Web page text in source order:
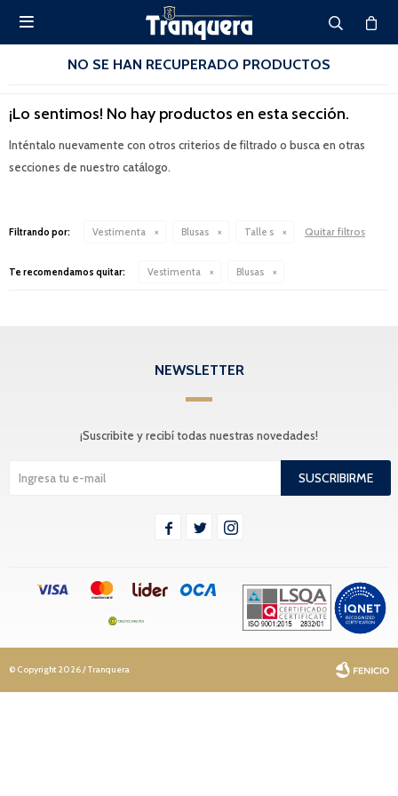

NO SE HAN RECUPERADO PRODUCTOS
¡Lo sentimos! No hay productos en esta sección.
Inténtalo nuevamente con otros criterios de filtrado o busca en otras
secciones de nuestro catálogo.
Filtrando por: Vestimenta Blusas Talle s Quitar filtros
Te recomendamos quitar: Vestimenta Blusas
NEWSLETTER
¡Suscribite y recibí todas nuestras novedades!
SUSCRIBIRME
  
© Copyright 2026 / Tranquera